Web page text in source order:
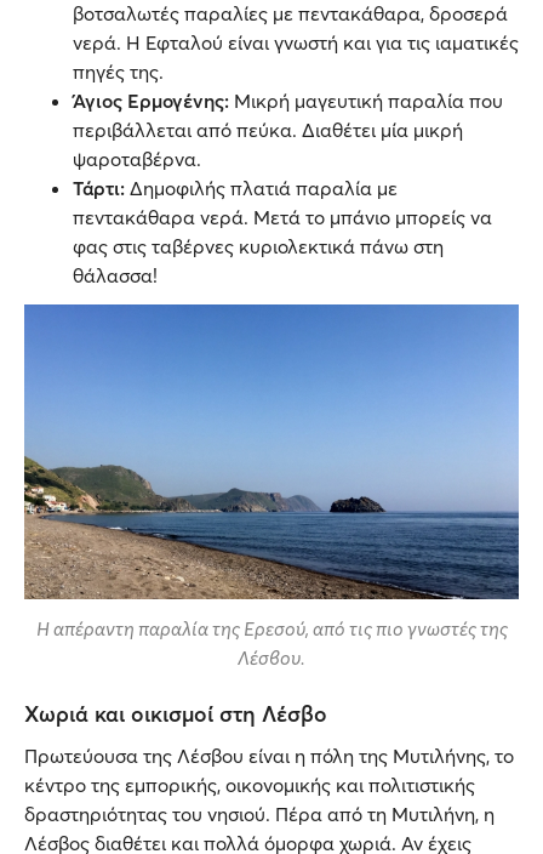
βοτσαλωτές παραλίες με πεντακάθαρα, δροσερά
νερά. Η Εφταλού είναι γνωστή και για τις ιαματικές
πηγές της.
Άγιος Ερμογένης: Μικρή μαγευτική παραλία που
περιβάλλεται από πεύκα. Διαθέτει μία μικρή
ψαροταβέρνα.
Τάρτι: Δημοφιλής πλατιά παραλία με
πεντακάθαρα νερά. Μετά το μπάνιο μπορείς να
φας στις ταβέρνες κυριολεκτικά πάνω στη
θάλασσα!
Η απέραντη παραλία της Ερεσού, από τις πιο γνωστές της
Λέσβου.
Χωριά και οικισμοί στη Λέσβο
Πρωτεύουσα της Λέσβου είναι η πόλη της Μυτιλήνης, το
κέντρο της εμπορικής, οικονομικής και πολιτιστικής
δραστηριότητας του νησιού. Πέρα από τη Μυτιλήνη, η
Λέσβος διαθέτει και πολλά όμορφα χωριά. Αν έχεις